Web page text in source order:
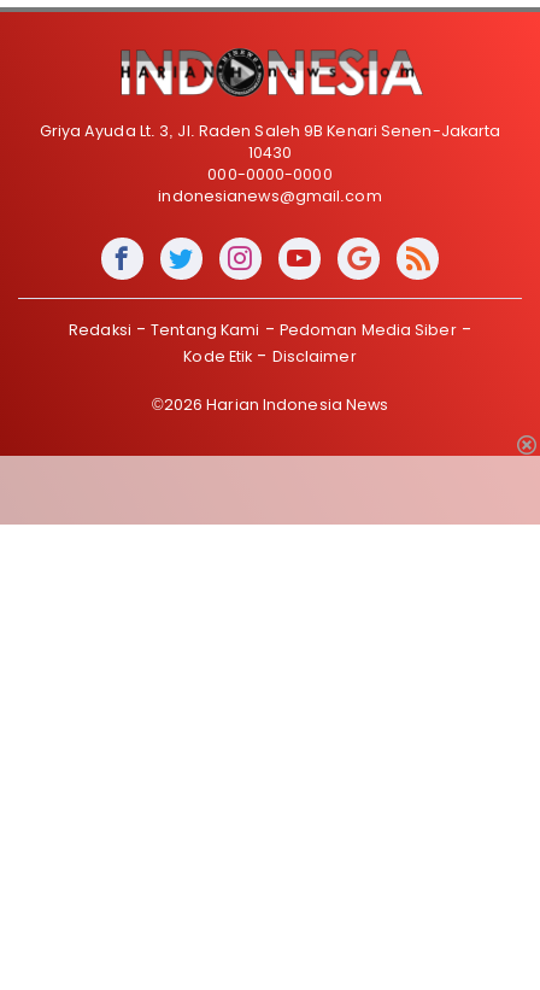
Griya Ayuda Lt. 3, Jl. Raden Saleh 9B Kenari Senen-Jakarta
10430
000-0000-0000
indonesianews@gmail.com
Redaksi Tentang Kami
Pedoman Media Siber
Kode Etik
Disclaimer
©2026 Harian Indonesia News